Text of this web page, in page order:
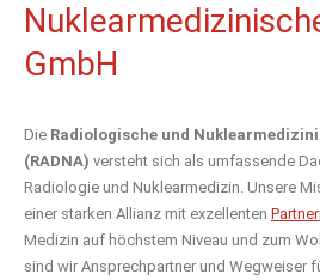
GmbH
Die Radiologische und
(RADNA) versteht sich als umfassende
Radiologie und Nuklearmedizin. Unsere
einer starken Allianz mit exzellenten
Medizin auf höchstem Niveau und zum
sind wir Ansprechpartner und Wegweiser